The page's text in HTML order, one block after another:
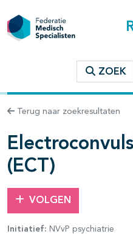
ZOEK
Terug naar zoekresultaten
(ECT)
VOLGEN
Initiatief: NVvP psychiatrie
binnen deze richtlijn